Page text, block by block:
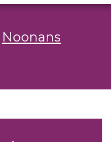
Noonans